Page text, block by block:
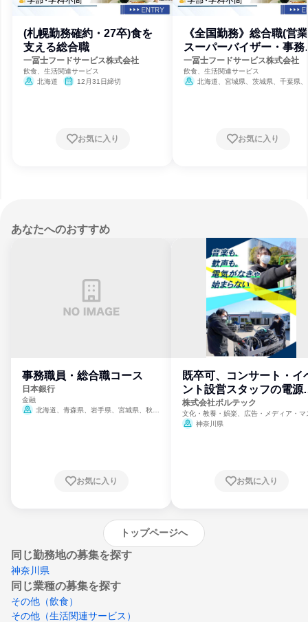
(札幌勤務確約・27卒)食を
支える総合職
一冨士フードサービス株式会社
飲食、生活関連サービス
北海道
12月31日締切
お気に入り
《全国勤務》総合職(営
スーパーバイザー・事務
画)
一冨士フードサービス株式会社
飲食、生活関連サービス
北海道、宮城県、茨城県、千葉県
お気に入り
あなたへのおすすめ
事務職員・総合職コース
日本銀行
金融
北海道、青森県、岩手県、宮城県、秋田
崎県、熊本県、大分県、宮崎県、鹿児島県、
お気に入り
既卒可、コンサート・イ
ント設営スタッフの電源
門
株式会社ボルテック
文化・教養・娯楽、広告・メディア・マ
ミ、電力・ガス・水道・エネルギー
神奈川県
お気に入り
トップページへ
同じ勤務地の募集を探す
神奈川県
同じ業種の募集を探す
その他（飲食）
その他（生活関連サービス）